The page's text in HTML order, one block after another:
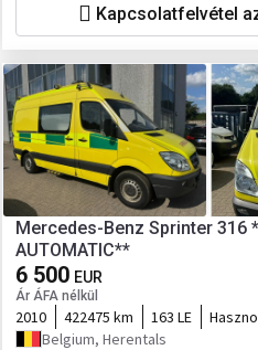
Kapcsolatfelvétel
Mercedes-Benz Sprinter 316
AUTOMATIC**
6 500 EUR
Ár ÁFA nélkül
2010 422475 km 163 LE
Belgium, Herentals